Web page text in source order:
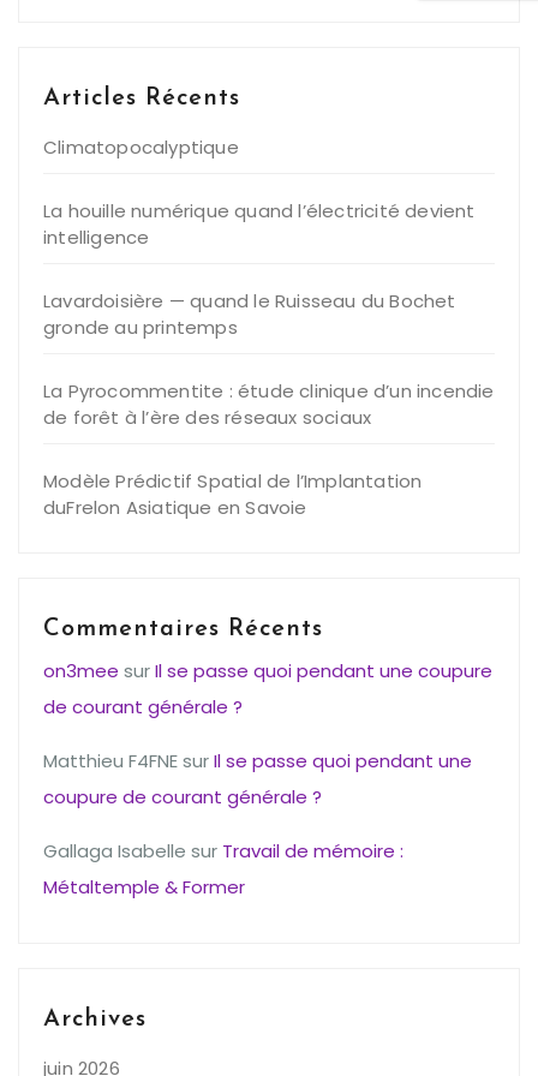
Articles Récents
Climatopocalyptique
La houille numérique quand l’électricité devient
intelligence
Lavardoisière — quand le Ruisseau du Bochet
gronde au printemps
La Pyrocommentite : étude clinique d’un incendie
de forêt à l’ère des réseaux sociaux
Modèle Prédictif Spatial de l’Implantation
duFrelon Asiatique en Savoie
Commentaires Récents
on3mee surIl se passe quoi pendant une coupure
de courant générale ?
Matthieu F4FNEsurIl se passe quoi pendant une
coupure de courant générale ?
Gallaga Isabelle sur Travail de mémoire :
Métaltemple & Former
Archives
juin 2026